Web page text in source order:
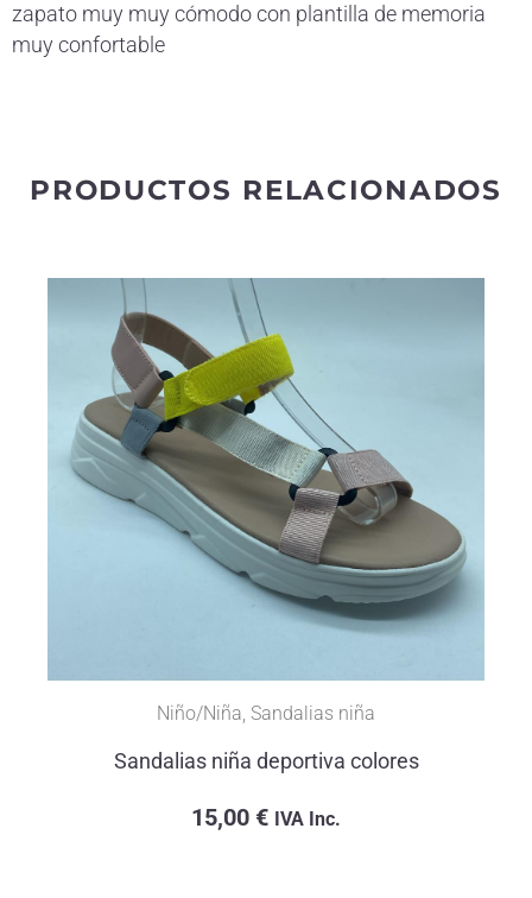
t
zapato muy muy cómodo con plantilla de memoria
muy confortable
PRODUCTOS RELACIONADOS
Niño/Niña Sandalias niña
Sandalias niña deportiva colores
15,00 € IVA Inc.